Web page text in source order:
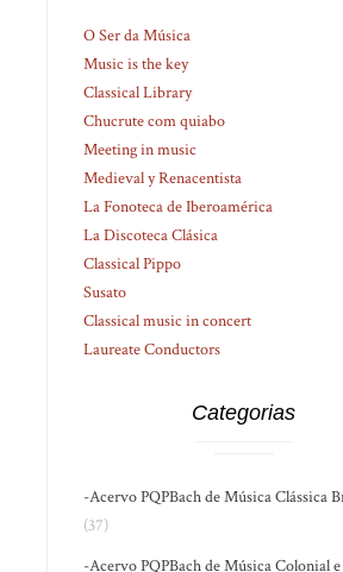
O Ser da Música
Music is the key
Classical Library
Chucrute com quiabo
Meeting in music
Medieval y Renacentista
La Fonoteca de Iberoamérica
La Discoteca Clásica
Classical Pippo
Susato
Classical music in concert
Laureate Conductors
Categorias
-Acervo PQPBach de Música Clássica
(37)
-Acervo PQPBach de Música Colonial